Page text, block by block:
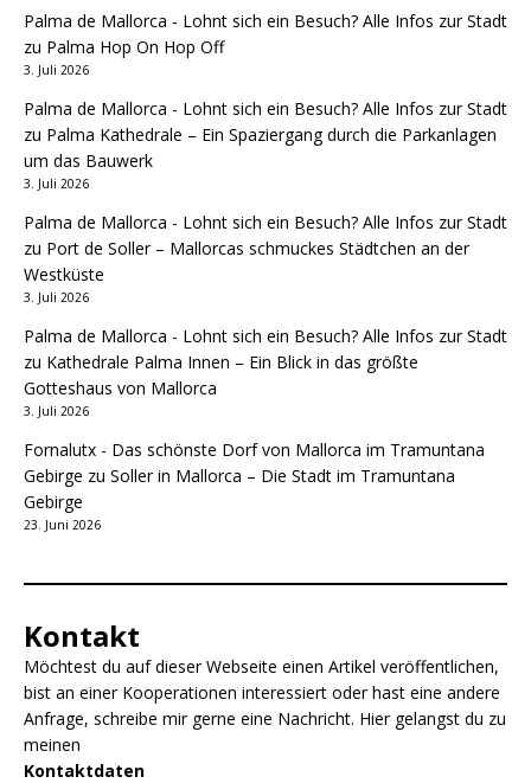
Palma de Mallorca - Lohnt sich ein Besuch? Alle Infos zur Stadt
zu Palma Hop On Hop Off
3. Juli 2026
Palma de Mallorca - Lohnt sich ein Besuch? Alle Infos zur Stadt
zu Palma Kathedrale – Ein Spaziergang durch die Parkanlagen
um das Bauwerk
3. Juli 2026
Palma de Mallorca - Lohnt sich ein Besuch? Alle Infos zur Stadt
zu Port de Soller – Mallorcas schmuckes Städtchen an der
Westküste
3. Juli 2026
Palma de Mallorca - Lohnt sich ein Besuch? Alle Infos zur Stadt
zu Kathedrale Palma Innen – Ein Blick in das größte
Gotteshaus von Mallorca
3. Juli 2026
Fornalutx - Das schönste Dorf von Mallorca im Tramuntana
Gebirge zu Soller in Mallorca – Die Stadt im Tramuntana
Gebirge
23. Juni 2026
Kontakt
Möchtest du auf dieser Webseite einen Artikel veröffentlichen,
bist an einer Kooperationen interessiert oder hast eine andere
Anfrage, schreibe mir gerne eine Nachricht. Hier gelangst du zu
meinen
Kontaktdaten